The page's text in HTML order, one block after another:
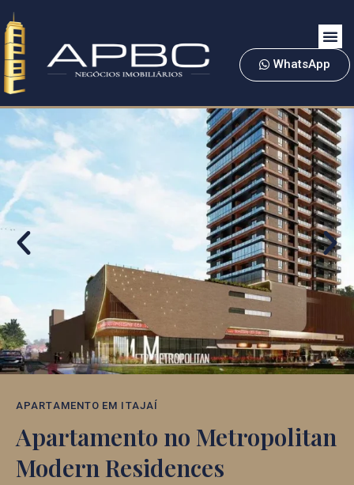
WhatsApp
APARTAMENTO EM ITAJAÍ
Apartamento no Metropolitan
Modern Residences